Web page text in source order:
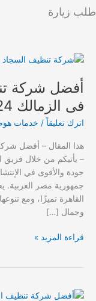
طلب زيارة
أفضل شركة
فى الزمالك 2024
اترك تعليقاً / خدمات
– يأتيكم من خلال فريق
جودة والأقوى في
جمهورية مصر العربية.
القاهرة تميزًا، ومع
وجمال […]
أفضل
تنظيف
والموكيت
فى
2024
قراءة المزيد »
أفضل